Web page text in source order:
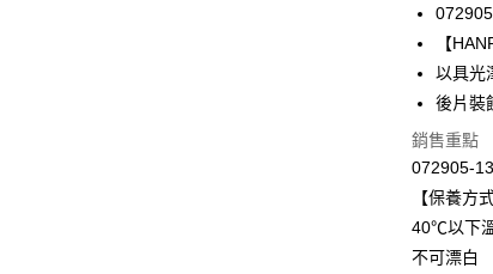
合作金
華南商
國泰世
臺灣中
匯豐（
聯邦商
玉山商
台新國
LINE Pay
悠遊付
全盈+PAY
ATM付款
【
以具光
後片裝
銷售重點
072905-
【保養方
40℃以下
不可漂白